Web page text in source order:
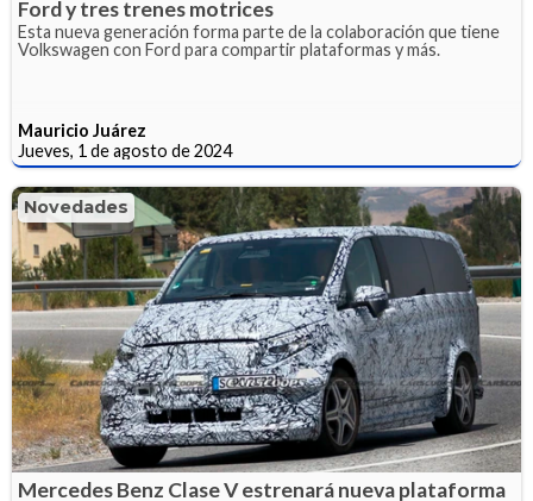
Ford y tres trenes motrices
Esta nueva generación forma parte de la colaboración que tiene
Volkswagen con Ford para compartir plataformas y más.
Mauricio Juárez
Jueves, 1 de agosto de 2024
Novedades
Mercedes Benz Clase V estrenará nueva plataforma